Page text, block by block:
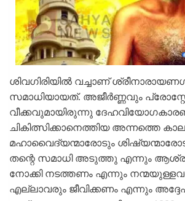
ശിവഗിരിയിൽ വച്ചാണ്
സമാധിയായത്. അജീർണ്ണവും
വീക്കവുമായിരുന്നു
ചികിത്സിക്കാനെത്തിയ അന്നത്തെ
മഹാവൈദ്യന്മാരോടും
തന്റെ സമാധി അടുത്തു എന്നും
നോക്കി നടത്തണം എന്നും
എല്ലാവരും ജീവിക്കണം എന്നും